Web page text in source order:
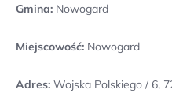
Gmina: Nowogard
Miejscowość: Nowogard
Adres: Wojska Polskiego / 6,